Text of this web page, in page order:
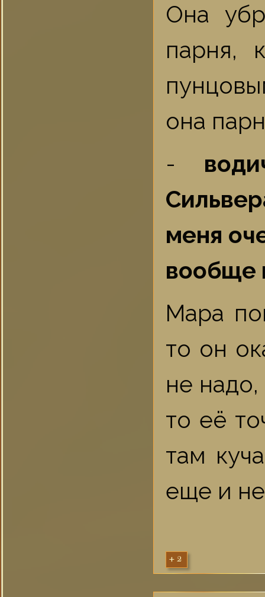
Она
парня,
она
-
меня
вообще
Мара
то он
не
то её
там
еще и
+2